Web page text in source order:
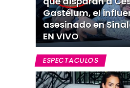
Gastélum, el
asesinado en
EN VIVO
ESPECTACULOS